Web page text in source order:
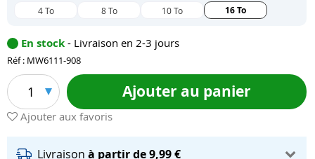
4 To 8 To 10 To 16 To
En stock - Livraison en 2-3 jours
Réf : MW6111-908
1 Ajouter au panier
Ajouter aux favoris
Livraison à partir de 9,99 €